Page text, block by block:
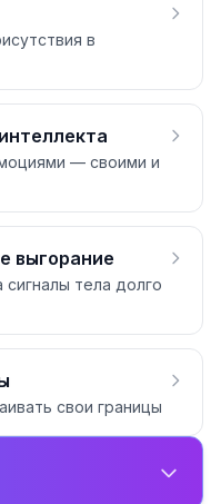
в
— своими и
выгорание
тела долго
свои границы